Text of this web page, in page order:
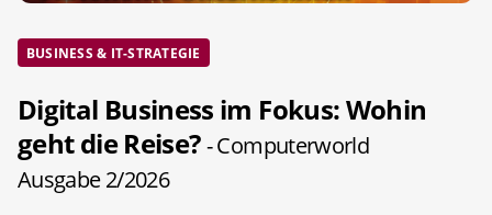
BUSINESS & IT-STRATEGIE
Digital Business im Fokus: Wohin
geht die Reise?- Computerworld
Ausgabe 2/2026